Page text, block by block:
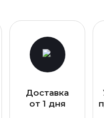
Доставка
от 1 дня